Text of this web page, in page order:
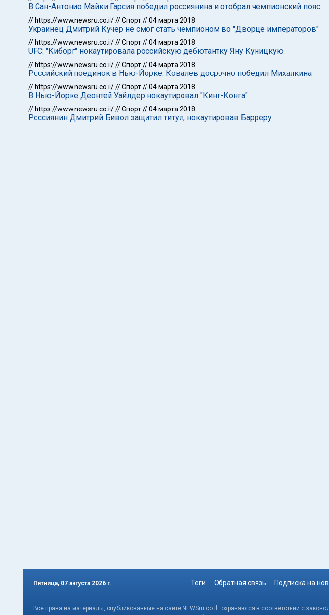
В Сан-Антонио Майки Гарсия победил россиянина и отобрал чемпионский пояс
// https://www.newsru.co.il///Спорт//04 марта 2018
Украинец Дмитрий Кучер не смог стать чемпионом во "Дворце императоров"
// https://www.newsru.co.il///Спорт//04 марта 2018
UFC: "Киборг" нокаутировала российскую дебютантку Яну Куницкую
// https://www.newsru.co.il///Спорт//04 марта 2018
Российский поединок в Нью-Йорке. Ковалев досрочно победил Михалкина
// https://www.newsru.co.il///Спорт//04 марта 2018
В Нью-Йорке Деонтей Уайлдер нокаутировал "Кинг-Конга"
// https://www.newsru.co.il///Спорт//04 марта 2018
Россиянин Дмитрий Бивол защитил титул, нокаутировав Барреру
Пятница, 07 августа 2026 г. Теги Обратная связь Подписка на
Все права на материалы, опубликованные на сайте NEWSru.co.il , охраняются в соответствии с